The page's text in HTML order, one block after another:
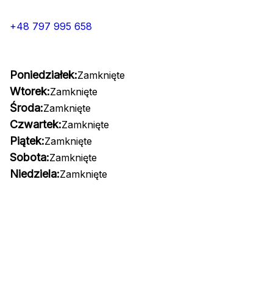
+48 797 995 658
Poniedziałek:Zamknięte
Wtorek:Zamknięte
Środa:Zamknięte
Czwartek:Zamknięte
Piątek:Zamknięte
Sobota:Zamknięte
Niedziela:Zamknięte